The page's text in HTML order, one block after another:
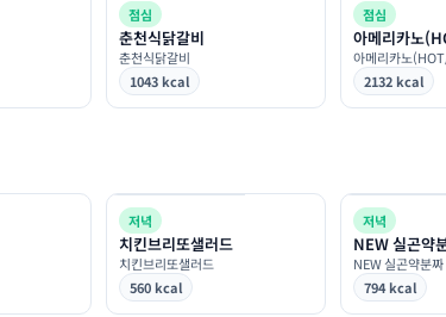
점심
춘천식닭갈비
춘천식닭갈비
1043 kcal
점심
아메리카노
아메리카노
2132 kcal
저녁
치킨브리또샐러드
치킨브리또샐러드
560 kcal
저녁
NEW 실곤약
NEW 실곤약분짜
794 kcal